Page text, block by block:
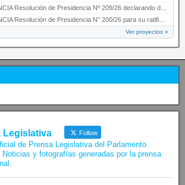
de Presidencia Nº 209/26 declarando de interés provincial la presen…
Resolución de Presidencia N° 200/26 para su ratificación.
Ver proyectos »
Legislativa Follow
de Prensa Legislativa del Parlamento
Noticias y fotografías generadas por la prensa